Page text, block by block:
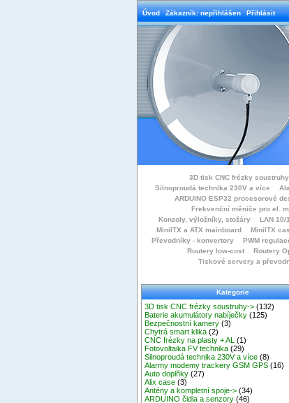
Úvod Zákazník: nepřihlášen Přihlásit
3D tisk CNC frézky soustruhy
Silnoproudá technika 230V a více
ARDUINO ESP32 procesorové
Frekvenční měniče pro el.
Konzoly, výložníky, stožáry
LAN 10/
MiniITX a ATX mainboard
MiniITX
Převodníky - konvertory
PWM
Routery low-cost
Routery
Tiskové servery a
Kategorie
3D tisk CNC frézky soustruhy-> (132)
Baterie akumulátory nabíječky (125)
Bezpečnostní kamery (3)
Chytrá smart klika (2)
CNC frézky na plasty + AL
(1)
Fotovoltaika FV technika (29)
Silnoproudá technika 230V a více (8)
Alarmy modemy trackery GSM GPS (16)
Auto doplňky (27)
Alix case (3)
Antény a kompletní spoje-> (34)
ARDUINO čidla a senzory (46)